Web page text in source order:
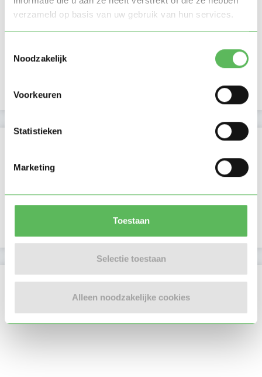
verzameld op basis van uw gebruik van hun services.
Noodzakelijk
Voorkeuren
Statistieken
Marketing
Toestaan
Selectie toestaan
Alleen noodzakelijke cookies
Activiteit op Oppasland
Laatste activiteit 21-05-2026
Lid sinds 11-06-2025
11-06-2025
E-mailadres is geverifieerd
Telefoonnummer is geverifieerd
In het bezit van een VOG per 10 oktober 2022
Locatie oppasadres (Tilburg)